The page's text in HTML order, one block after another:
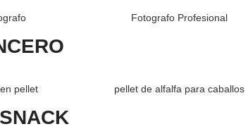
Fotografo Profesional
pellet pellet de alfalfa para caballos